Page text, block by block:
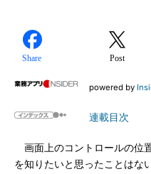
Share Post
powered by
連載目次
画面上のコントロールの位
を知りたいと思ったことはな